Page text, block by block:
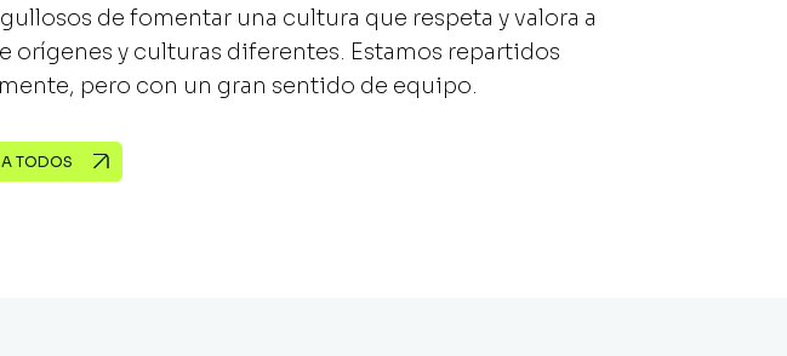
de fomentar una cultura que respeta y valora a
orígenes y culturas diferentes. Estamos repartidos
pero con un gran sentido de equipo.
TODOS